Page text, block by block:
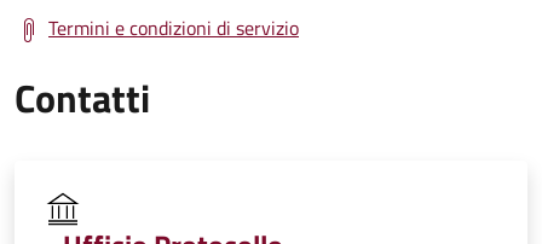
Termini e condizioni di servizio
Contatti